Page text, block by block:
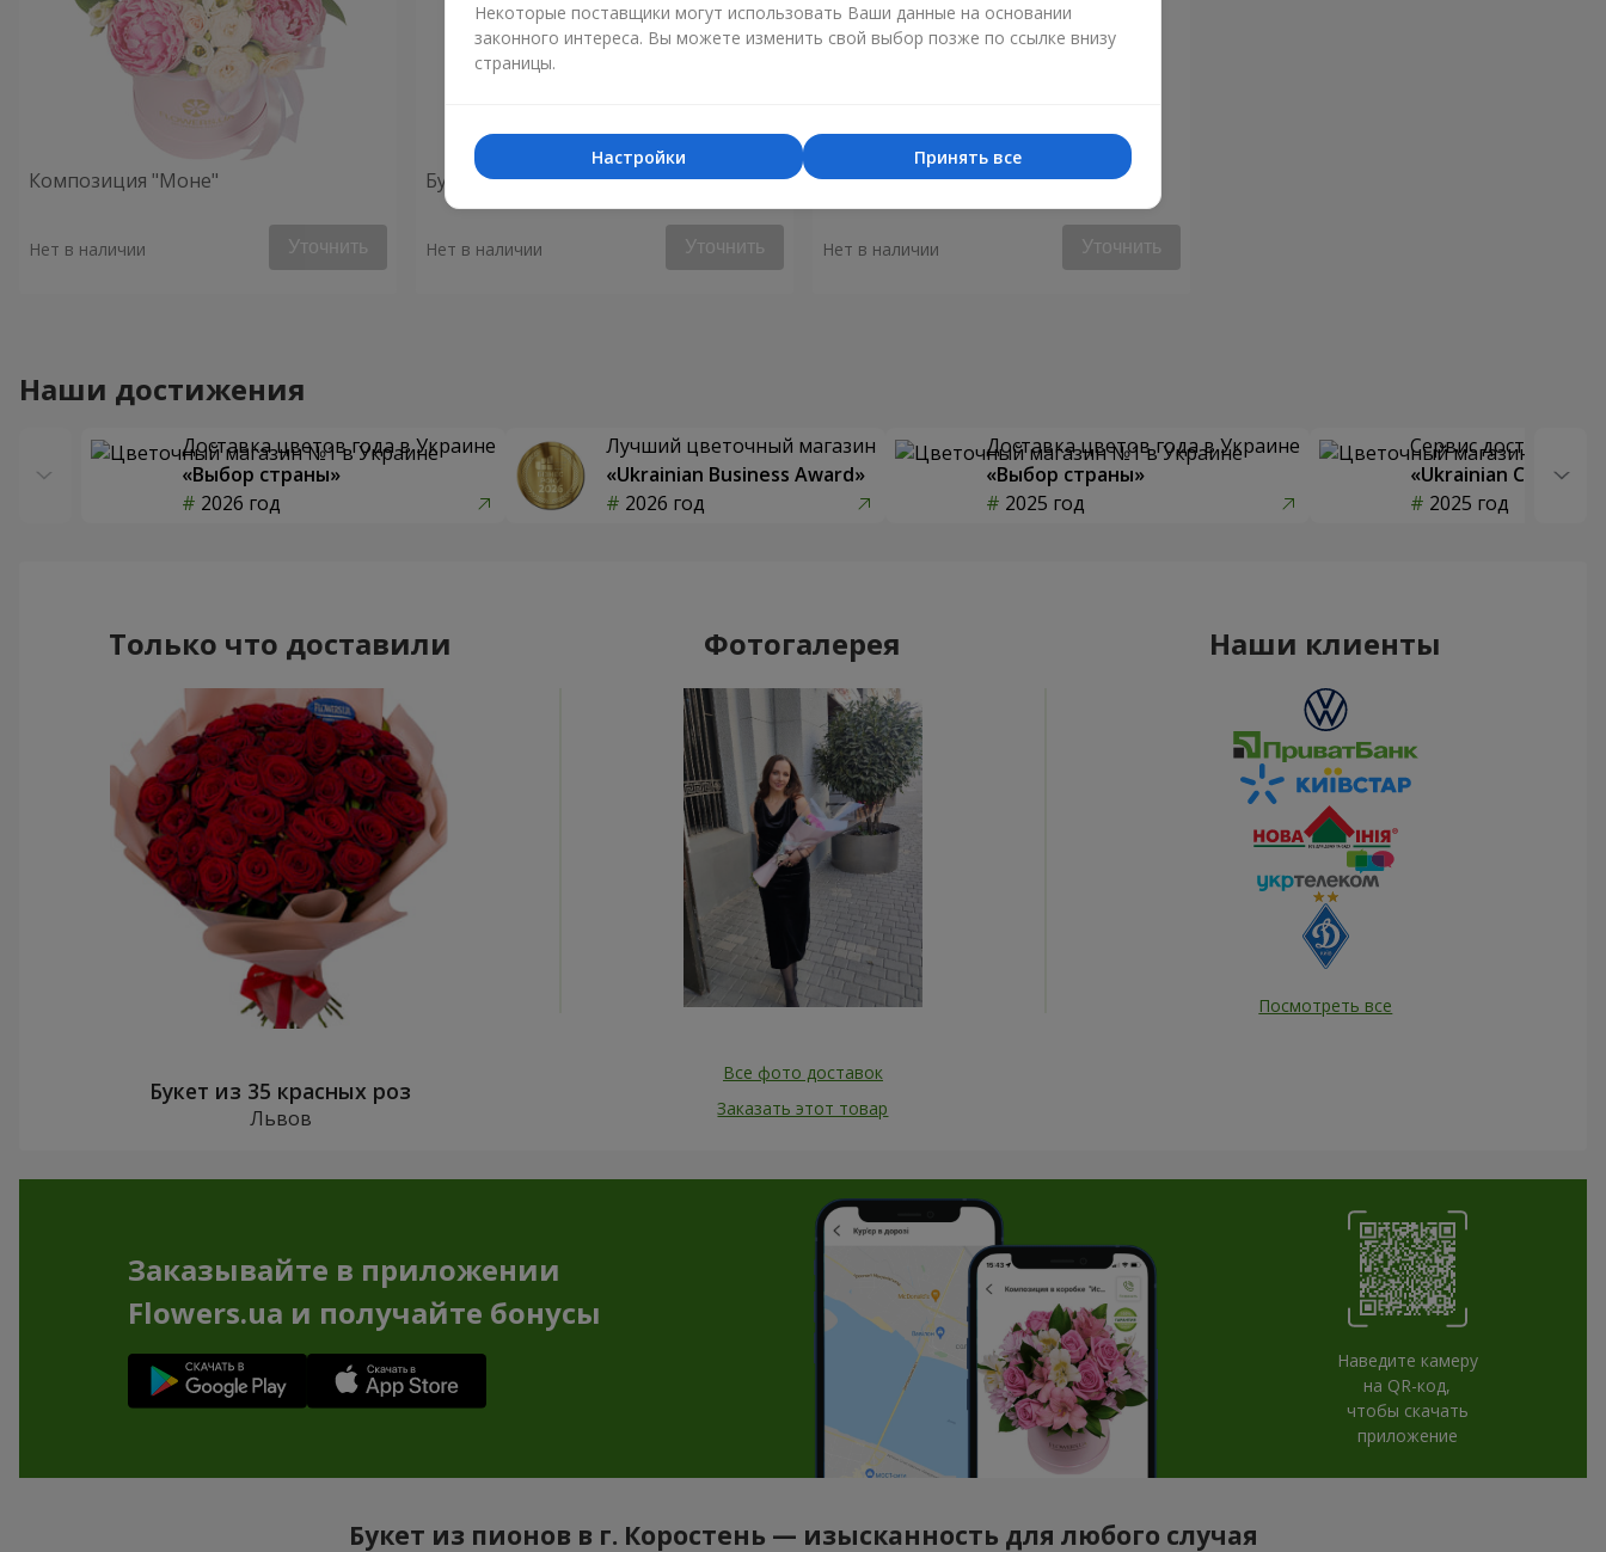
Композиция "Моне"
Нет в наличии Уточнить
Букет "Услышь моё сердце"
Нет в наличии Уточнить
Букет "Аделия"
Нет в наличии Уточнить
Наши достижения
Доставка цветов года в Украине
«Выбор страны»
2026 год
Лучший цветочный магазин
«Ukrainian Business Award»
2026 год
Доставка цветов года в Украине
«Выбор страны»
2025 год
Сервис доставки
«Ukrainian Choice»
2025 год
Только что доставили
Букет из 35 красных роз
Львов
Фотогалерея
Все фото доставок
Заказать этот товар
Наши клиенты
Посмотреть все
Заказывайте в приложении
Flowers.ua и получайте бонусы
Наведите камеру
на QR-код,
чтобы скачать
приложение
Букет из пионов в г. Коростень — изысканность для любого случая
Некоторые поставщики могут использовать Ваши данные на основании
законного интереса. Вы можете изменить свой выбор позже по ссылке внизу
страницы.
Принять все
Настройки